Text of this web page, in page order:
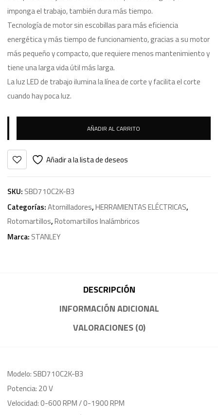
imponga el trabajo, también dura más tiempo.
Tecnología de motor sin escobillas para más eficiencia
energética y más tiempo de funcionamiento, gracias a su motor
más pequeño y compacto, que requiere menos mantenimiento y
tiene una larga vida útil más larga.
La luz LED de trabajo ilumina la línea de corte y facilita el corte
cuando hay poca luz.
AÑADIR AL CARRITO
Añadir a la lista de deseos
SKU: SBD710C2K-B3
Categorías:Atornilladores,HERRAMIENTAS ELÉCTRICAS,
Rotomartillos,Rotomartillos Inalámbricos
Marca: STANLEY
DESCRIPCIÓN
INFORMACIÓN ADICIONAL
VALORACIONES (0)
Modelo: SBD710C2K-B3
Potencia: 20 V
Velocidad: 0-600 RPM / 0-1900 RPM